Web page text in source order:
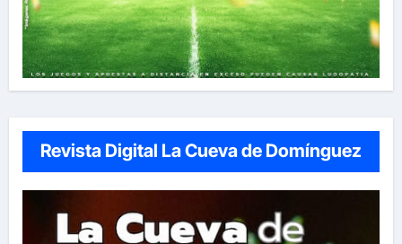
Revista Digital La Cueva de Domínguez